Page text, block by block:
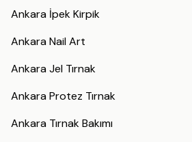
Ankara İpek Kirpik
Ankara Nail Art
Ankara Jel Tırnak
Ankara Protez Tırnak
Ankara Tırnak Bakımı